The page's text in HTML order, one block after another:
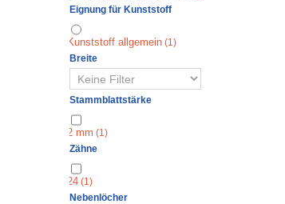
Eignung für Kunststoff
Kunststoff allgemein (1)
Breite
Stammblattstärke
2 mm (1)
Zähne
24 (1)
Nebenlöcher